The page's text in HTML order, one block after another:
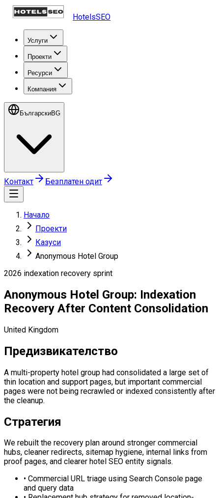
HotelsSEO
Услуги
Проекти
Ресурси
Компания
БългарскиBG
Контакт Безплатен одит
Начало
Проекти
Казуси
Anonymous Hotel Group
2026 indexation recovery sprint
Anonymous Hotel Group: Indexation
Recovery After Content Consolidation
United Kingdom
Предизвикателство
A multi-property hotel group had consolidated a large set of
thin location and support pages, but important commercial
pages were not being recrawled or indexed consistently after
the cleanup.
Стратегия
We rebuilt the recovery plan around stronger commercial
hubs, cleaner redirects, sitemap hygiene, internal links from
proof pages, and clearer hotel SEO entity signals.
• Commercial URL triage using Search Console page
and query data